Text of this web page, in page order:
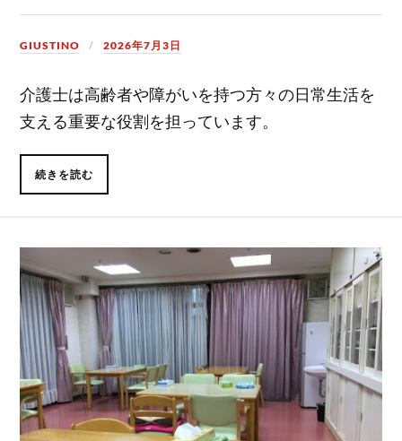
GIUSTINO 2026年7月3日
介護士は高齢者や障がいを持つ方々の日常生活を
支える重要な役割を担っています。
続きを読む